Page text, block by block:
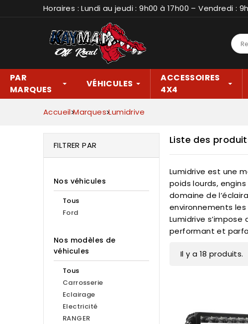
Horaires : Lundi au jeudi : 9h00 à 17h00 – Vendredi :
PAR
MARQUES
VÉHICULES
ACCESSOIRES
4X4
Accueil Marques Lumidrive
FILTRER PAR
Nos véhicules
Tous
Ford
Nos modèles de
véhicules
Tous
Carrosserie
Eclairage
Electricité
RANGER
Liste des
Lumidrive est une
poids lourds,
domaine de
environnements
Lumidrive
performant et
Il y a 18 produits.